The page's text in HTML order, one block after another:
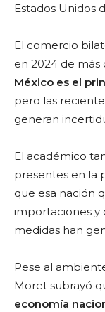
Estados Unidos
El comercio
en 2024 de más
México es el
pero las
generan
El académico
presentes en la
que esa nación
importaciones y
medidas han
Pese al
Moret subrayó
economía